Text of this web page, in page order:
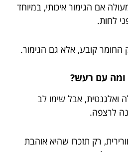
אם הגימור איכותי, במיוחד
לחות.
קובע, אלא גם הגימור.
ומה עם רעש?
ואלגנטית, אבל שימו לב
לרצפה.
רק תזכרו שהיא אוהבת